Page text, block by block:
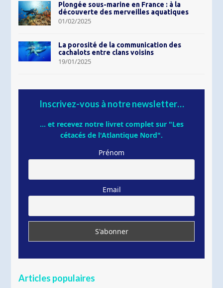
Plongée sous-marine en France : à la
découverte des merveilles aquatiques
01/02/2025
La porosité de la communication des
cachalots entre clans voisins
19/01/2025
Inscrivez-vous à notre newsletter…
... et recevez notre livret complet sur "Les
cétacés de l'Atlantique Nord".
Prénom
Email
Articles populaires